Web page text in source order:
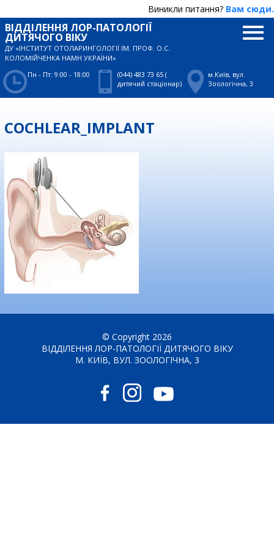
Виникли питання? Вам сюди.
ВІДДІЛЕННЯ ЛОР-ПАТОЛОГІЇ
ДИТЯЧОГО ВІКУ
ДУ «ІНСТИТУТ ОТОЛАРИНГОЛОГІЇ ІМ. ПРОФ. О.С.
КОЛОМІЙЧЕНКА НАМН УКРАЇНИ»
м.Київ, вул.
Зоологічна, 3
(044) 483 73 65 (
дитячий стаціонар)
Пн - Пт: 9:00 - 18:00
COCHLEAR_IMPLANT
© Copyright 2026
ВІДДІЛЕННЯ ЛОР-ПАТОЛОГІЇ ДИТЯЧОГО ВІКУ
М. КИЇВ, ВУЛ. ЗООЛОГІЧНА, 3